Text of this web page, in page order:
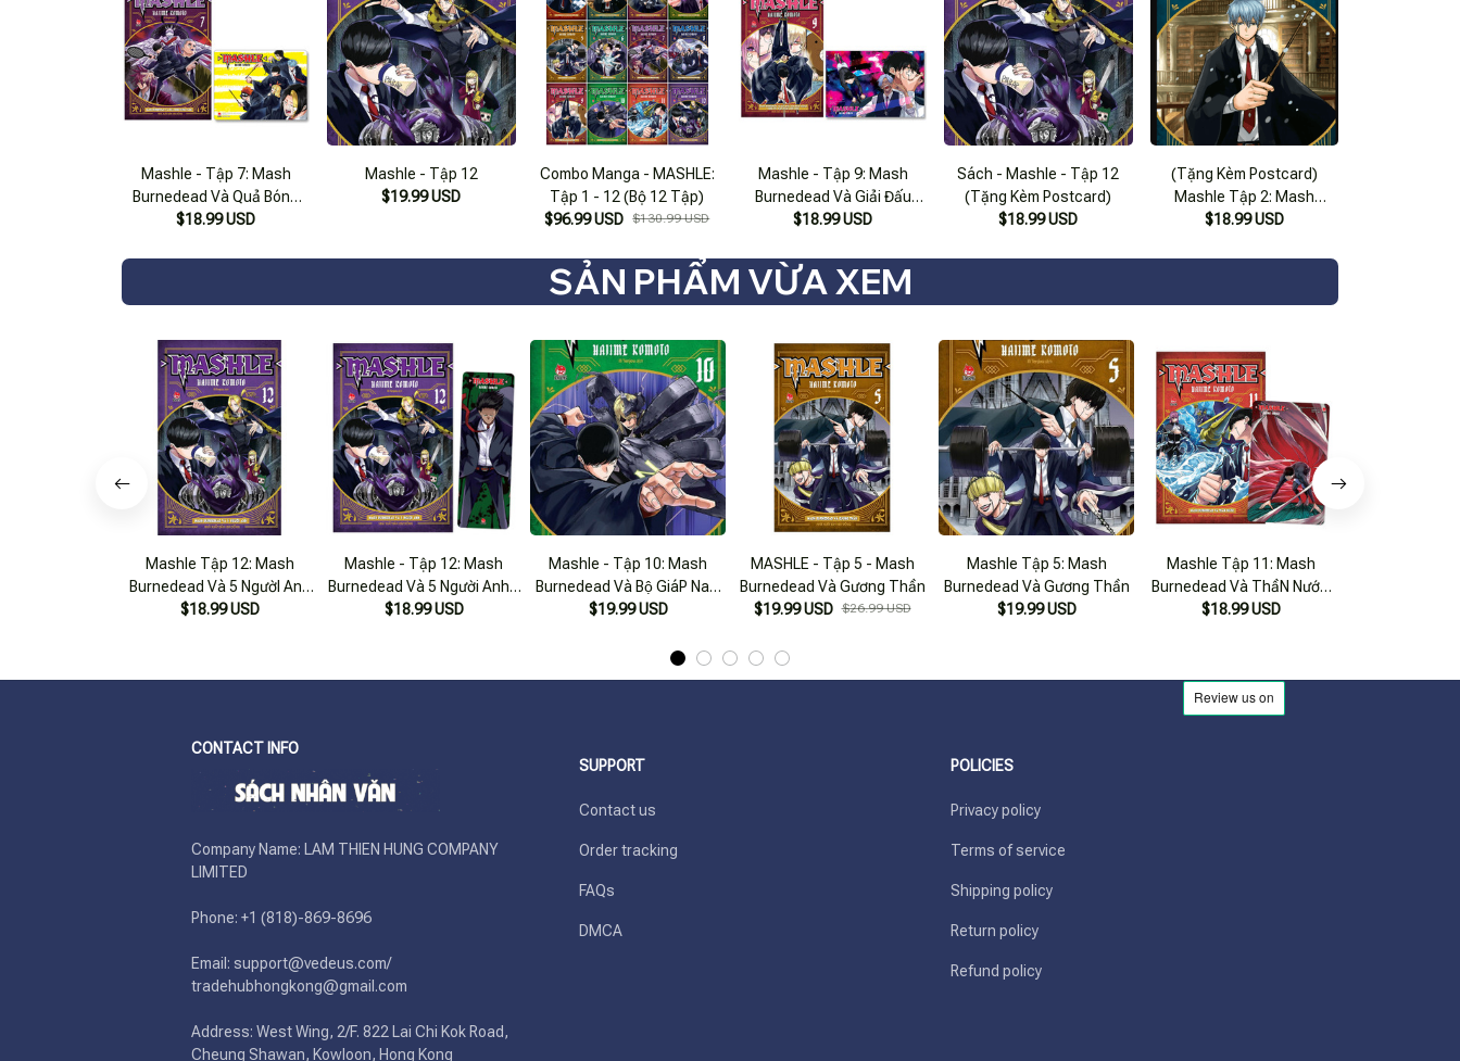
Mashle - Tập 7: Mash
Burnedead Và Quả Bóng
Hung Hăng - Tặng Kèm Pvc
$18.99 USD
Mashle - Tập 12
$19.99 USD
Combo Manga - MASHLE:
Tập 1 - 12 (Bộ 12 Tập)
$96.99 USD $130.99 USD
Mashle - Tập 9: Mash
Burnedead Và Giải Đấu
Tam Pháp Thuật - Vòng
Tặng Kèm Postcard
$18.99 USD
Sách - Mashle - Tập 12
(Tặng Kèm Postcard)
$18.99 USD
(Tặng Kèm Postcard)
Mashle Tập 2: Mash
Burnedead Và Phát Thuật
Tenjou Dịch – Nxb Kim Đồng
$18.99 USD
SẢN PHẨM VỪA XEM
Mashle Tập 12: Mash
Burnedead Và 5 NgườI Anh
[Tặng Kèm Bookmark]
$18.99 USD
Mashle - Tập 12: Mash
Burnedead Và 5 Người Anh -
Tặng Kèm Bookmark
$18.99 USD
Mashle - Tập 10: Mash
Burnedead Và Bộ GiáP Nam
Châm
$19.99 USD
MASHLE - Tập 5 - Mash
Burnedead Và Gương Thần
$19.99 USD $26.99 USD
Mashle Tập 5: Mash
Burnedead Và Gương Thần
$19.99 USD
Mashle Tập 11: Mash
Burnedead Và ThầN NướC
[Tặng Kèm Pvc Card]
$18.99 USD
CONTACT INFO
Company Name: LAM THIEN HUNG COMPANY
LIMITED
Phone: +1 (818)-869-8696
Email: support@vedeus.com/
tradehubhongkong@gmail.com
Address: West Wing, 2/F. 822 Lai Chi Kok Road,
Cheung Shawan, Kowloon, Hong Kong
SUPPORT
Contact us
Order tracking
FAQs
DMCA
POLICIES
Privacy policy
Terms of service
Shipping policy
Return policy
Refund policy